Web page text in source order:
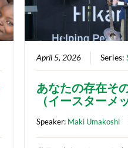
April 5, 2026 Series:
あなたの存在そ
（イースターメ
Speaker: Maki Umakoshi